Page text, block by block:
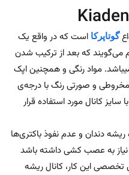
گوتاپرکا است که در واقع یک
می‌گویند که بعد از ترکیب شدن
مواد رنگی و همچنین اپک
و صورتی رنگ با درجه‌ی
کانال مورد استفاده قرار
دندان و عدم نفوذ باکتری‌ها
نیاز به عصب کشی داشته باشد
تخصصی این کار، کانال ریشه